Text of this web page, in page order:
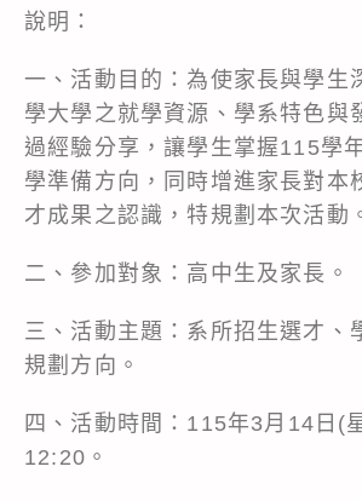
說明：
一、活動目的：為使家長與學生
學大學之就學資源、學系特色與
過經驗分享，讓學生掌握115學
學準備方向，同時增進家長對本
才成果之認識，特規劃本次活動
二、參加對象：高中生及家長。
三、活動主題：系所招生選才、
規劃方向。
四、活動時間：115年3月14日(
12:20。